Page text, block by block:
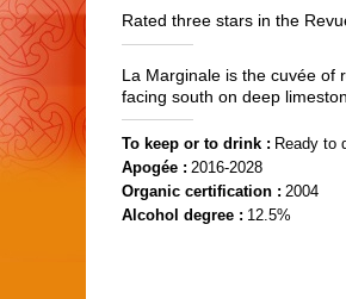
Rated three stars in the
La Marginale is the cuvée of
facing south on deep
To keep or to drink : Ready to
Apogée : 2016-2028
Organic certification : 2004
Alcohol degree : 12.5%